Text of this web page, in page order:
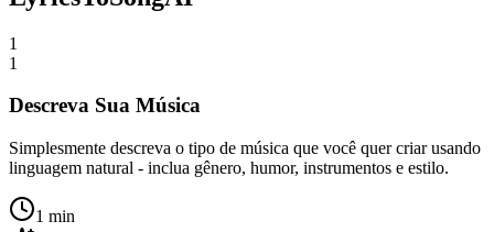
1
1
Descreva Sua Música
Simplesmente descreva o tipo de música que você quer criar usando
linguagem natural - inclua gênero, humor, instrumentos e estilo.
1 min